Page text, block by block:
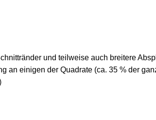
und teilweise auch breitere
an einigen der Quadrate (ca. 35 % der